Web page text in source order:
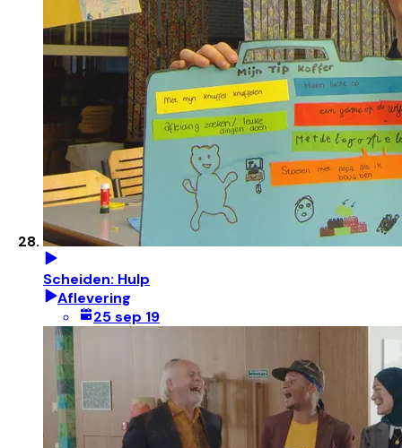
Scheiden: Hulp
Aflevering
25 sep 19